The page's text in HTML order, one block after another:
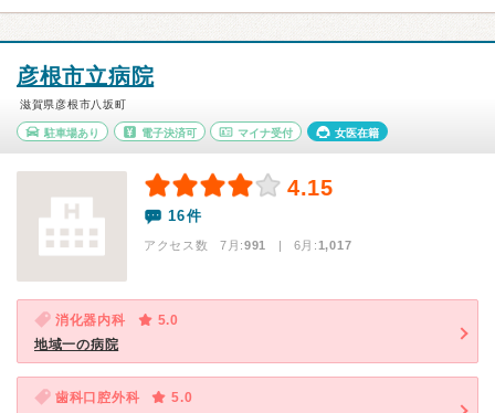
彦根市立病院
滋賀県彦根市八坂町
駐車場あり 電子決済可 マイナ受付 女医在籍
4.15
16件
アクセス数 7月:991 | 6月:1,017
消化器内科
5.0
地域一の病院
歯科口腔外科
5.0